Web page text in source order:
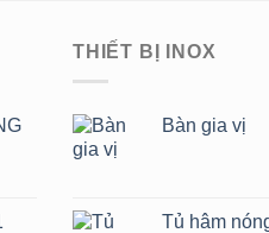
THIẾT BỊ INOX
Bàn gia vị
Tủ hâm